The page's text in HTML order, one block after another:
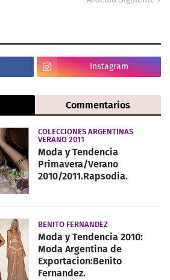
Instagram
Commentarios
COLECCIONES ARGENTINAS
VERANO 2011
Moda y Tendencia
Primavera/Verano
2010/2011.Rapsodia.
BENITO FERNANDEZ
Moda y Tendencia 2010:
Moda Argentina de
Exportacion:Benito
Fernandez.